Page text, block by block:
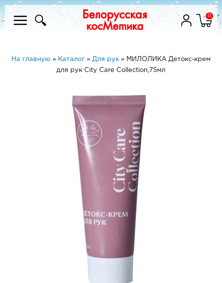
0
На главную » Каталог » Для рук » МИЛОЛИКА Детокс-крем
для рук City Care Collection,75мл